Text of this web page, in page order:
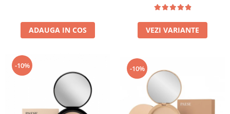
ADAUGA IN COS VEZI VARIANTE
-10% -10%